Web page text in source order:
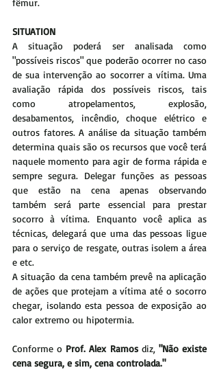
fêmur.
SITUATION
A situação poderá ser analisada como
"possíveis riscos" que poderão ocorrer no caso
de sua intervenção ao socorrer a vítima. Uma
avaliação rápida dos possíveis riscos, tais
como atropelamentos, explosão,
desabamentos, incêndio, choque elétrico e
outros fatores. A análise da situação também
determina quais são os recursos que você terá
naquele momento para agir de forma rápida e
sempre segura. Delegar funções as pessoas
que estão na cena apenas observando
também será parte essencial para prestar
socorro à vítima. Enquanto você aplica as
técnicas, delegará que uma das pessoas ligue
para o serviço de resgate, outras isolem a área
e etc.
A situação da cena também prevê na aplicação
de ações que protejam a vítima até o socorro
chegar, isolando esta pessoa de exposição ao
calor extremo ou hipotermia.
Conforme o Prof. Alex Ramos diz, "Não existe
cena segura, e sim, cena controlada."